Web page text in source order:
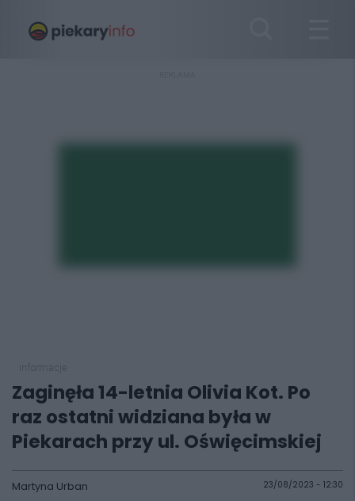
Zaginęła 14-letnia Olivia Kot. Po
raz ostatni widziana była w
Piekarach przy ul. Oświęcimskiej
Martyna Urban 23/08/2023 - 12:30